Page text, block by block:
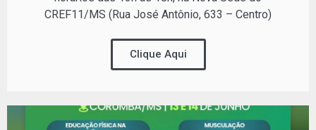
CREF11/MS (Rua José Antônio, 633 – Centro)
Clique Aqui